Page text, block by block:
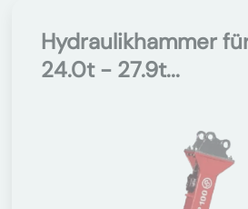
Hydraulikhammer
24.0t - 27.9t...